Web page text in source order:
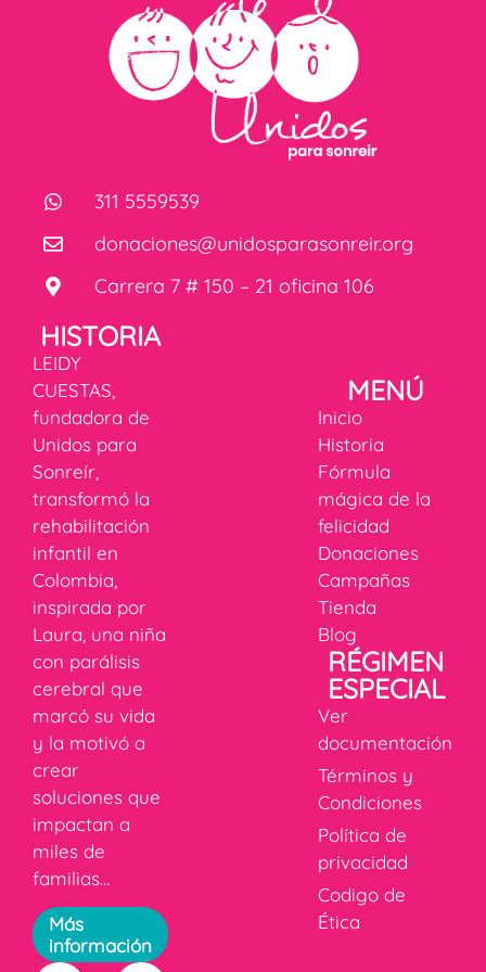
311 5559539
donaciones@unidosparasonreir.org
Carrera 7 # 150 – 21 oficina 106
HISTORIA
LEIDY
CUESTAS,
fundadora de
Unidos para
Sonreír,
transformó la
rehabilitación
infantil en
Colombia,
inspirada por
Laura, una niña
con parálisis
cerebral que
marcó su vida
y la motivó a
crear
soluciones que
impactan a
miles de
familias…
Más
información
MENÚ
Inicio
Historia
Fórmula
mágica de la
felicidad
Donaciones
Campañas
Tienda
Blog
RÉGIMEN
ESPECIAL
Ver
documentación
Términos y
Condiciones
Política de
privacidad
Codigo de
Ética